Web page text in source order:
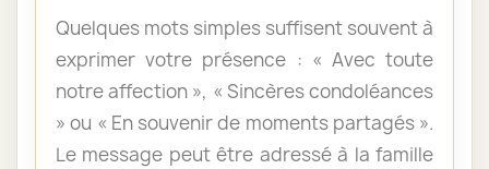
Quelques mots simples suffisent souvent à
exprimer votre présence : « Avec toute
notre affection », « Sincères condoléances
» ou « En souvenir de moments partagés ».
Le message peut être adressé à la famille